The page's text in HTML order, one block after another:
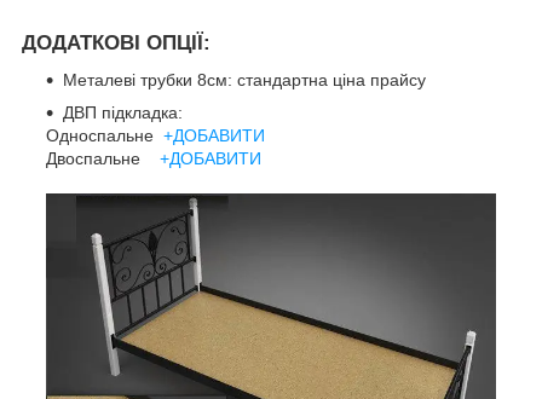
ДОДАТКОВІ ОПЦІЇ:
Металеві трубки 8см: стандартна ціна прайсу
ДВП підкладка:
Односпальне +ДОБАВИТИ
Двоспальне +ДОБАВИТИ